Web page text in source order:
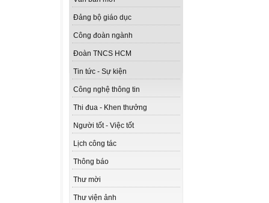
Đảng bộ giáo dục
Công đoàn ngành
Đoàn TNCS HCM
Tin tức - Sự kiện
Công nghệ thông tin
Thi đua - Khen thưởng
Người tốt - Việc tốt
Lịch công tác
Thông báo
Thư mời
Thư viện ảnh